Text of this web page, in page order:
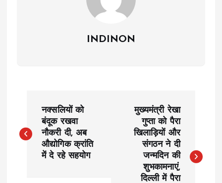
INDINON
o
नक्सलियों को
बंदूक रखवा
नौकरी दी, अब
औद्योगिक क्रांति
में दे रहे सहयोग
मुख्यमंत्री रेखा
गुप्ता को पैरा
खिलाड़ियों और
संगठन ने दी
जन्मदिन की
शुभकामनाएं,
दिल्ली में पैरा